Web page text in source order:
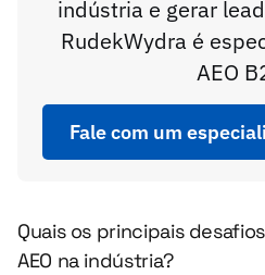
indústria e gerar
RudekWydra é
AEO
Fale com um
Quais os principais
AEO na indústria?